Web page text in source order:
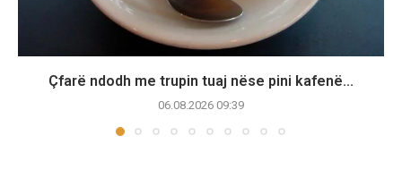
Çfarë ndodh me trupin tuaj nëse pini kafenë...
06.08.2026 09:39